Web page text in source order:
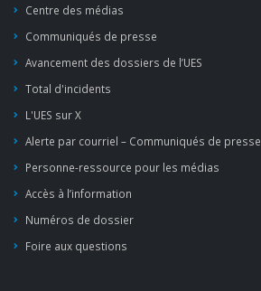
Centre des médias
Communiqués de presse
Avancement des dossiers de l’UES
Total d'incidents
L'UES sur X
Alerte par courriel – Communiqués de presse
Personne-ressource pour les médias
Accès à l’information
Numéros de dossier
Foire aux questions